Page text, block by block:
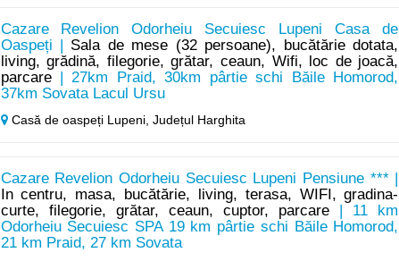
Cazare Revelion Odorheiu Secuiesc Lupeni Casa de
Oaspeți | Sala de mese (32 persoane), bucătărie dotata,
living, grădină, filegorie, grătar, ceaun, Wifi, loc de joacă,
parcare| 27km Praid, 30km pârtie schi Băile Homorod,
37km Sovata Lacul Ursu
Casă de oaspeți Lupeni, Județul Harghita
Cazare Revelion Odorheiu Secuiesc Lupeni Pensiune *** |
In centru, masa, bucătărie, living, terasa, WIFI, gradina-
curte, filegorie, grătar, ceaun, cuptor, parcare | 11 km
Odorheiu Secuiesc SPA 19 km pârtie schi Băile Homorod,
21 km Praid, 27 km Sovata